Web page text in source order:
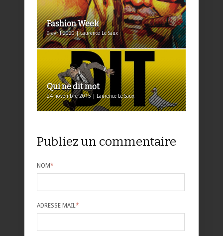
Fashion Week
9 avril 2020 | Laurence Le Saux
Qui ne dit mot
24 novembre 2015 | Laurence Le Saux
Publiez un commentaire
NOM*
ADRESSE MAIL*